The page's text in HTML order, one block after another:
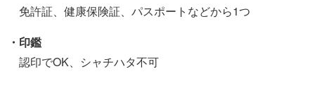
免許証、健康保険証、パスポートなどから1つ
・印鑑
認印でOK、シャチハタ不可